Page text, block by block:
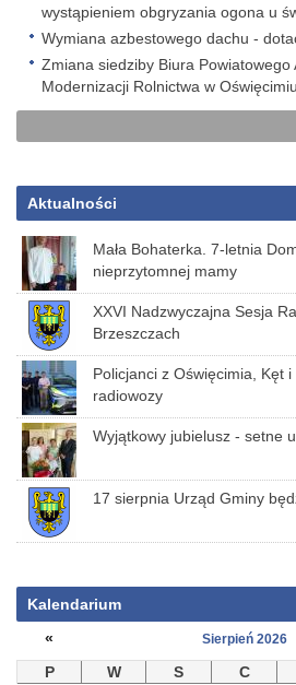
wystąpieniem obgryzania ogona u
Wymiana azbestowego dachu -
Zmiana siedziby Biura
Modernizacji Rolnictwa w Oświęcimiu
Aktualności
Mała Bohaterka. 7-letnia
nieprzytomnej mamy
XXVI Nadzwyczajna Sesja
Brzeszczach
Policjanci z Oświęcimia, Kęt
radiowozy
Wyjątkowy jubielusz - setne
17 sierpnia Urząd Gminy
Kalendarium
«
Sierpień 2026
P
W S C